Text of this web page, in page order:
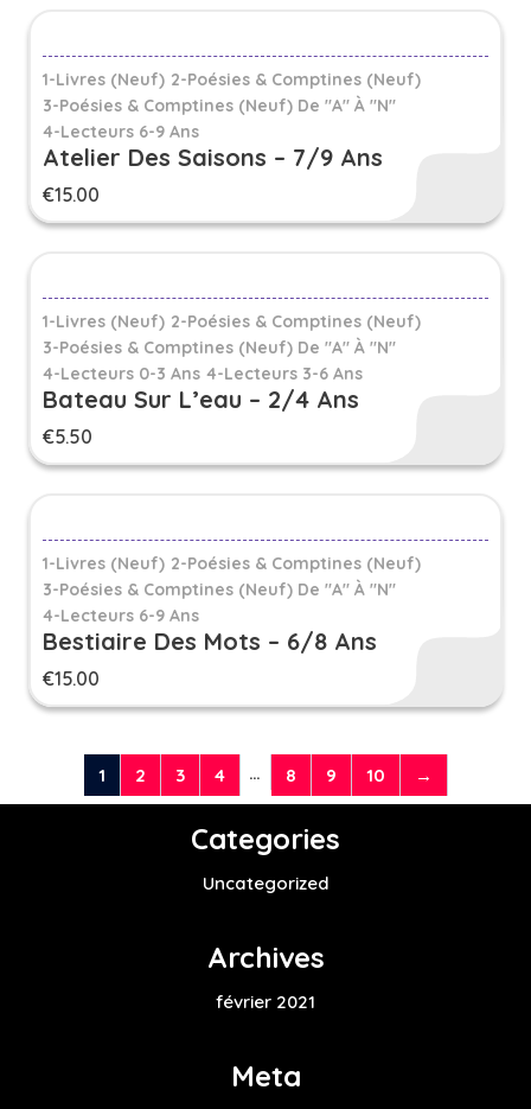
1-Livres (Neuf) 2-Poésies & Comptines (Neuf)
3-Poésies & Comptines (neuf) De "A" À "N"
4-Lecteurs 6-9 Ans
Atelier Des Saisons – 7/9 Ans
€15.00
1-Livres (Neuf) 2-Poésies & Comptines (Neuf)
3-Poésies & Comptines (neuf) De "A" À "N"
4-Lecteurs 0-3 Ans 4-Lecteurs 3-6 Ans
Bateau Sur L’eau – 2/4 Ans
€5.50
1-Livres (Neuf) 2-Poésies & Comptines (Neuf)
3-Poésies & Comptines (neuf) De "A" À "N"
4-Lecteurs 6-9 Ans
Bestiaire Des Mots – 6/8 Ans
€15.00
1 2 3 4 … 8 9 10 →
Categories
Uncategorized
Archives
février 2021
Meta